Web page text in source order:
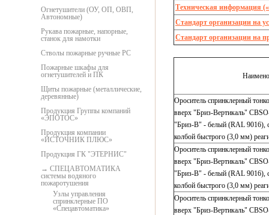
Огнетушители (ОУ, ОП, ОВП,
Автономные)
Рукава пожарные, напорные,
станок для намотки
Стволы пожарные ручные РС
Пожарные шкафы для
огнетушителей и ПК
Щиты пожарные (металлические,
деревянные)
Продукция Группы компаний
«ЭПОТОС»
Продукция компании
«ИСТОЧНИК ПЛЮС»
Продукция ГК "ЭТЕРНИС"
СПЕЦАВТОМАТИКА
системы водяного
пожаротушения
Узлы управления
спринклерные ПО
«Спецавтоматика»
Техническая информация
Стандарт организации на
Стандарт организации на
Ороситель спринклерный
вверх "Бриз-Вертикаль"
"Бриз-В" - белый (RAL 9016),
колбой быстрого (3,0 мм)
Ороситель спринклерный
вверх "Бриз-Вертикаль"
"Бриз-В" - белый (RAL 9016),
колбой быстрого (3,0 мм)
Ороситель спринклерный
вверх "Бриз-Вертикаль"